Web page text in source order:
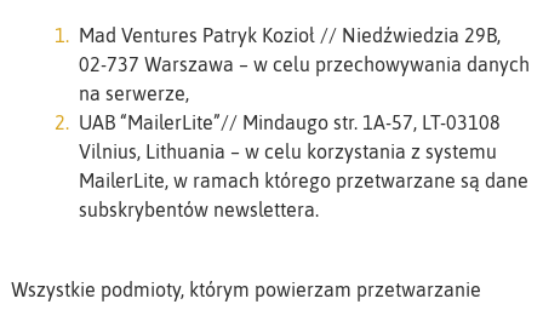
Mad Ventures Patryk Kozioł // Niedźwiedzia 29B,
02-737 Warszawa – w celu przechowywania danych
na serwerze,
UAB “MailerLite”// Mindaugo str. 1A-57, LT-03108
Vilnius, Lithuania – w celu korzystania z systemu
MailerLite, w ramach którego przetwarzane są dane
subskrybentów newslettera.
Wszystkie podmioty, którym powierzam przetwarzanie